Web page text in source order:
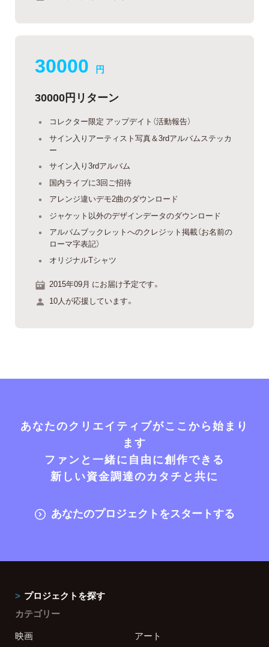
30000 円
30000円リターン
コレクター限定 アップデイト（活動報告）
サイン入りアーティスト写真＆3rdアルバムステッカ
ー
サイン入り3rdアルバム
国内ライブに3回ご招待
アレンジ違いデモ2曲のダウンロード
ジャケット以外のデザインデータのダウンロード
アルバムブックレットへのクレジット掲載（お名前の
ローマ字表記）
オリジナルTシャツ
2015年09月 にお届け予定です。
10人が応援しています。
あなたのクリエイティブがここから始まり
ます
ファンと一緒に自由に創作できる
新しい資金調達のカタチと共に
あなたのプロジェクトをスタートする
プロジェクトを探す
カテゴリー
映画
アート